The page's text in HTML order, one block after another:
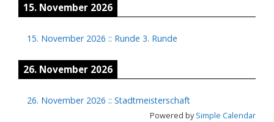
15. November 2026
15. November 2026 :: Runde 3. Runde
26. November 2026
26. November 2026 :: Stadtmeisterschaft
Powered bySimple Calendar